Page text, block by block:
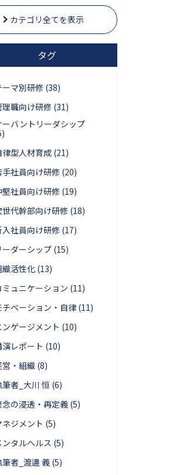
カテゴリ全てを表示
タグ
ーマ別研修 (38)
理職向け研修 (31)
ーバントリーダシップ
律型人材育成 (21)
手社員向け研修 (20)
堅社員向け研修 (19)
世代幹部向け研修 (18)
入社員向け研修 (17)
ーダーシップ (15)
織活性化 (13)
ミュニケーション (11)
チベーション・自律 (11)
ンゲージメント (10)
演レポート (10)
営・組織 (8)
者_大川 恒 (6)
念の浸透・再定義 (5)
ネジメント (5)
ンタルヘルス (5)
者_渡邊 義 (5)